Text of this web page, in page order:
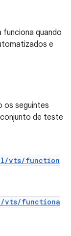
quando
e
os seguintes
de teste
vts/function
vts/functiona